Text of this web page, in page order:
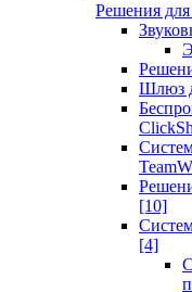
Решения
Шлюз
[10]
[4]